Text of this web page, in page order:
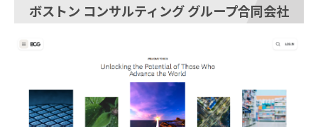
ボストン コンサルティング グループ合同会社